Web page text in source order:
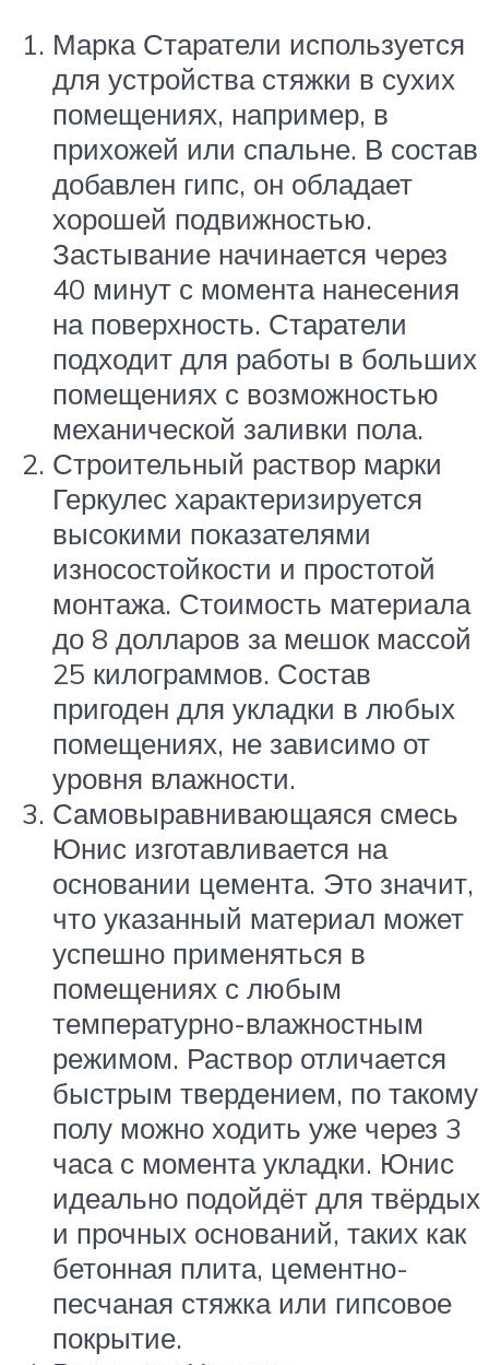
Марка Старатели используется
для устройства стяжки в сухих
помещениях, например, в
прихожей или спальне. В состав
добавлен гипс, он обладает
хорошей подвижностью.
Застывание начинается через
40 минут с момента нанесения
на поверхность. Старатели
подходит для работы в больших
помещениях с возможностью
механической заливки пола.
Строительный раствор марки
Геркулес характеризируется
высокими показателями
износостойкости и простотой
монтажа. Стоимость материала
до 8 долларов за мешок массой
25 килограммов. Состав
пригоден для укладки в любых
помещениях, не зависимо от
уровня влажности.
Самовыравнивающаяся смесь
Юнис изготавливается на
основании цемента. Это значит,
что указанный материал может
успешно применяться в
помещениях с любым
температурно-влажностным
режимом. Раствор отличается
быстрым твердением, по такому
полу можно ходить уже через 3
часа с момента укладки. Юнис
идеально подойдёт для твёрдых
и прочных оснований, таких как
бетонная плита, цементно-
песчаная стяжка или гипсовое
покрытие.